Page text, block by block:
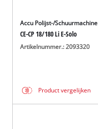
Accu Polijst-/Schuurmachine
CE-CP 18/180 Li E-Solo
Artikelnummer.: 2093320
Product vergelijken